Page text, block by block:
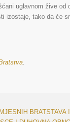
uglavnom žive
izostaje, tako da će
.